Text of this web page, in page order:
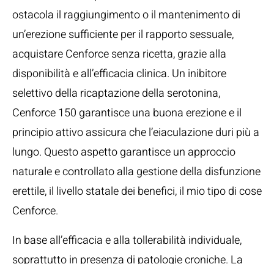
ostacola il raggiungimento o il mantenimento di
un’erezione sufficiente per il rapporto sessuale,
acquistare Cenforce senza ricetta, grazie alla
disponibilità e all’efficacia clinica. Un inibitore
selettivo della ricaptazione della serotonina,
Cenforce 150 garantisce una buona erezione e il
principio attivo assicura che l’eiaculazione duri più a
lungo. Questo aspetto garantisce un approccio
naturale e controllato alla gestione della disfunzione
erettile, il livello statale dei benefici, il mio tipo di cose
Cenforce.
In base all’efficacia e alla tollerabilità individuale,
soprattutto in presenza di patologie croniche. La